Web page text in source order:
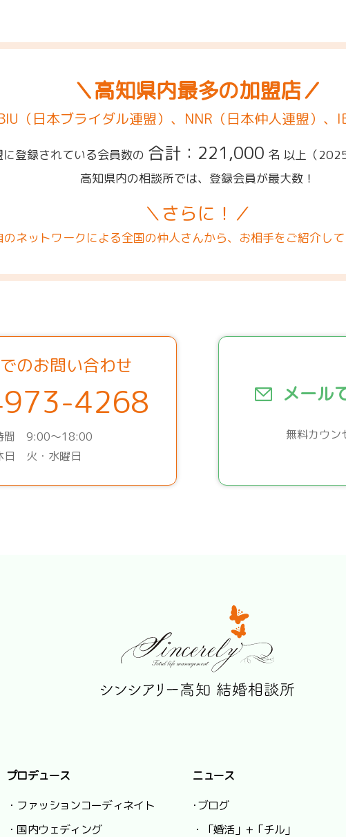
＼高知県内最多の加盟店／
（日本ブライダル連盟）、NNR（日本仲人連盟）、
に登録されている会員数の 合計：221,000 名 以上 （
高知県内の相談所では、登録会員が最大数！
＼さらに！／
ネットワークによる全国の仲人さんから、お相手をご紹介して
のお問い合わせ
4268
間 9:00～18:00
日 火・水曜日
メール
無料カウン
プロデュース
・ファッションコーディネイト
・国内ウェディング
ニュース
･ブログ
・「婚活」+「チル」